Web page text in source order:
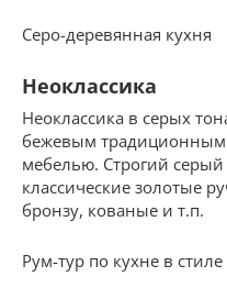
Серо-деревянная кухня
Неоклассика
Неоклассика в серых
бежевым традиционным
мебелью. Строгий серый
классические золотые
бронзу, кованые и т.п.
Рум-тур по кухне в